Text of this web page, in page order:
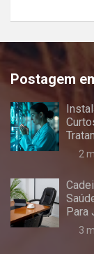
Postagem
2
Para
3